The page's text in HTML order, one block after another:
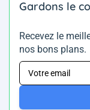
Gardons le
Recevez le
nos bons plans.